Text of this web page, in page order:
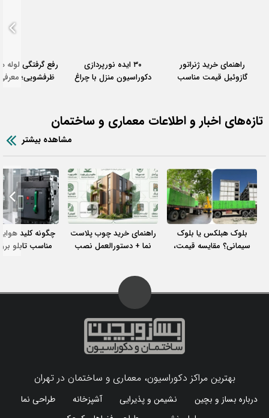
راهنمای خرید ژنراتور
گازوئیل قیمت مناسب
هزینه!
۳۰ ایده نورپردازی
دکوراسیون منزل با چراغ
رفع گرفتگی
تازه‌های اخبار و اطلاعات معماری و ساختمان
مشاهده بیشتر
بلوک هبلکس یا بلوک
سیمانی؟ مقایسه قیمت،
راهنمای خرید چوب پلاست
نما + دستورالعمل نصب
چگونه کلید
مناسب تابلو
بهترین مراکز دکوراسیون، معماری و ساختمان در تهران
درباره بساز و بچین نشیمن و پذیرایی آشپزخانه
طراحی نما